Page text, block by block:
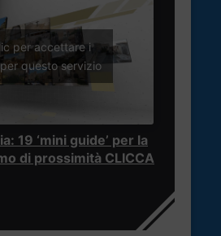
per accettare i
questo servizio
19 ‘mini guide’ per la
di prossimità CLICCA